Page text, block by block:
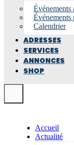
Événements
Événements
Calendrier
ADRESSES
SERVICES
ANNONCES
SHOP
Accueil
Actualité